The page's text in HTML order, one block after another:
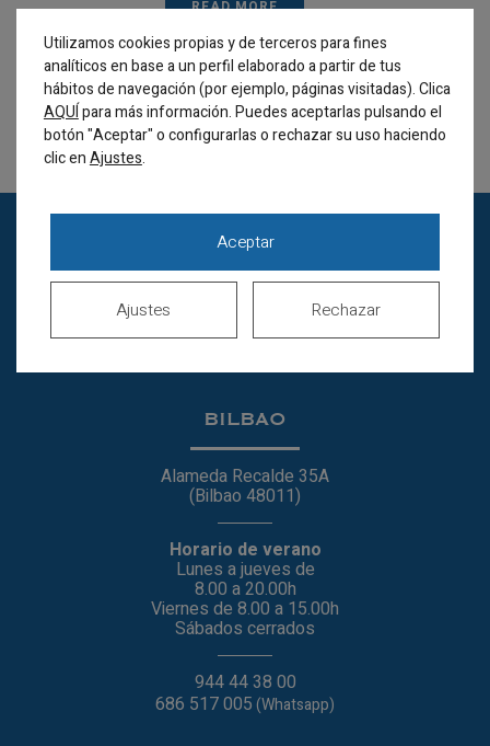
READ MORE
BILBAO
Alameda Recalde 35A
(Bilbao 48011)
Horario de verano
Lunes a jueves de
8.00 a 20.00h
Viernes de 8.00 a 15.00h
Sábados cerrados
944 44 38 00
686 517 005(Whatsapp)
Utilizamos cookies propias y de terceros para fines
analíticos en base a un perfil elaborado a partir de tus
hábitos de navegación (por ejemplo, páginas visitadas). Clica
AQUÍpara más información. Puedes aceptarlas pulsando el
botón "Aceptar" o configurarlas o rechazar su uso haciendo
clic enAjustes.
Aceptar
Rechazar
Ajustes